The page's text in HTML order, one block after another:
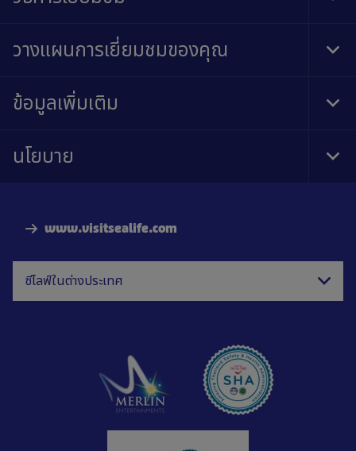
www.visitsealife.com
ซีไลฟ์ในต่างประเทศ
วางแผนการเยี่ยมชมของคุณ
ข้อมูลเพิ่มเติม
นโยบาย